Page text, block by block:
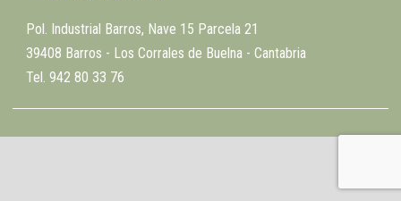
Pol. Industrial Barros, Nave 15 Parcela 21
39408 Barros - Los Corrales de Buelna - Cantabria
Tel. 942 80 33 76